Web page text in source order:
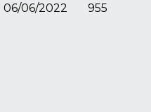
06/06/2022 955